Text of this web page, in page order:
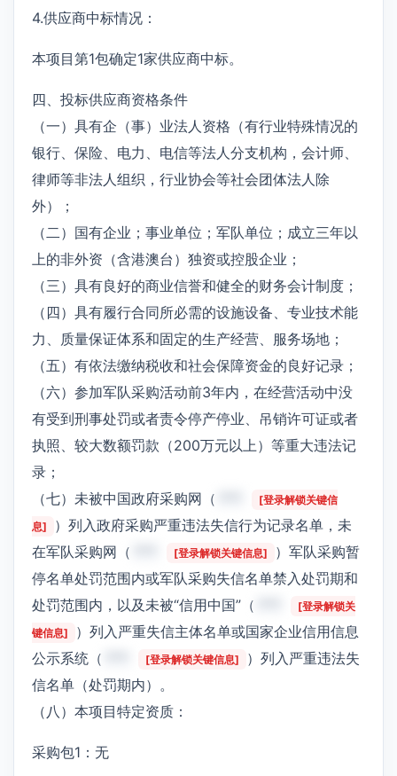
4.供应商中标情况：
本项目第1包确定1家供应商中标。
四、投标供应商资格条件
（一）具有企（事）业法人资格（有行业特殊情况的
银行、保险、电力、电信等法人分支机构，会计师、
律师等非法人组织，行业协会等社会团体法人除
外）；
（二）国有企业；事业单位；军队单位；成立三年以
上的非外资（含港澳台）独资或控股企业；
（三）具有良好的商业信誉和健全的财务会计制度；
（四）具有履行合同所必需的设施设备、专业技术能
力、质量保证体系和固定的生产经营、服务场地；
（五）有依法缴纳税收和社会保障资金的良好记录；
（六）参加军队采购活动前3年内，在经营活动中没
有受到刑事处罚或者责令停产停业、吊销许可证或者
执照、较大数额罚款（200万元以上）等重大违法记
录；
（七）未被中国政府采购网（
[登录解锁关键信
息]
）列入政府采购严重违法失信行为记录名单，未
在军队采购网（
[登录解锁关键信息]
）军队采购暂
停名单处罚范围内或军队采购失信名单禁入处罚期和
处罚范围内，以及未被“信用中国”（
[登录解锁关
键信息]
）列入严重失信主体名单或国家企业信用信息
公示系统（
[登录解锁关键信息]
）列入严重违法失
信名单（处罚期内）。
（八）本项目特定资质：
采购包1：无